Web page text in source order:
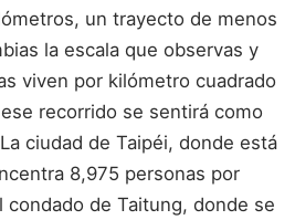
un trayecto de menos
la escala que observas y
viven por kilómetro cuadrado
recorrido se sentirá como
ciudad de Taipéi, donde está
8,975 personas por
condado de Taitung, donde se